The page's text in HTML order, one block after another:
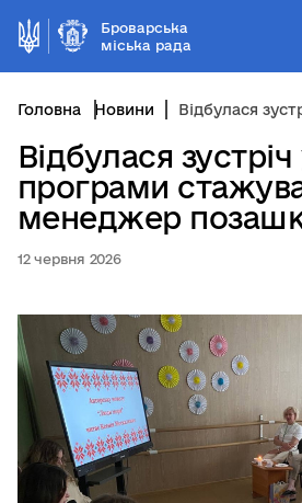
Броварська
міська рада
Головна Новини Відбулася зустріч у межах
Відбулася
програми
менеджер
12 червня 2026